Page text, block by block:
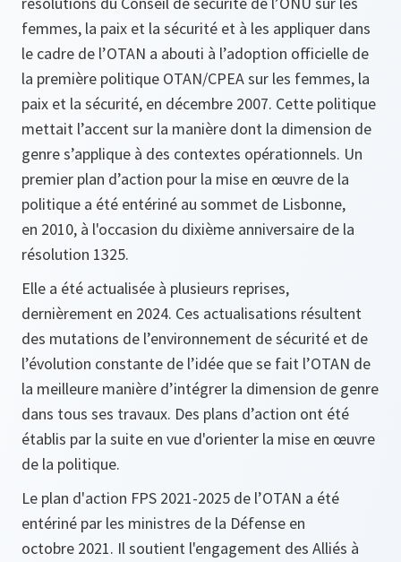
femmes, la paix et la sécurité et à les appliquer dans
le cadre de l’OTAN a abouti à l’adoption officielle de
la première politique OTAN/CPEA sur les femmes, la
paix et la sécurité, en décembre 2007. Cette politique
mettait l’accent sur la manière dont la dimension de
genre s’applique à des contextes opérationnels. Un
premier plan d’action pour la mise en œuvre de la
politique a été entériné au sommet de Lisbonne,
en 2010, à l'occasion du dixième anniversaire de la
résolution 1325.
Elle a été actualisée à plusieurs reprises,
dernièrement en 2024. Ces actualisations résultent
des mutations de l’environnement de sécurité et de
l’évolution constante de l’idée que se fait l’OTAN de
la meilleure manière d’intégrer la dimension de genre
dans tous ses travaux. Des plans d’action ont été
établis par la suite en vue d'orienter la mise en œuvre
de la politique.
Le plan d'action FPS 2021-2025 de l’OTAN a été
entériné par les ministres de la Défense en
octobre 2021. Il soutient l'engagement des Alliés à